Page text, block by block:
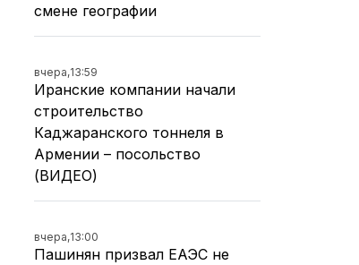
смене географии
вчера,13:59
Иранские компании начали
строительство
Каджаранского тоннеля в
Армении – посольство
(ВИДЕО)
вчера,13:00
Пашинян призвал ЕАЭС не